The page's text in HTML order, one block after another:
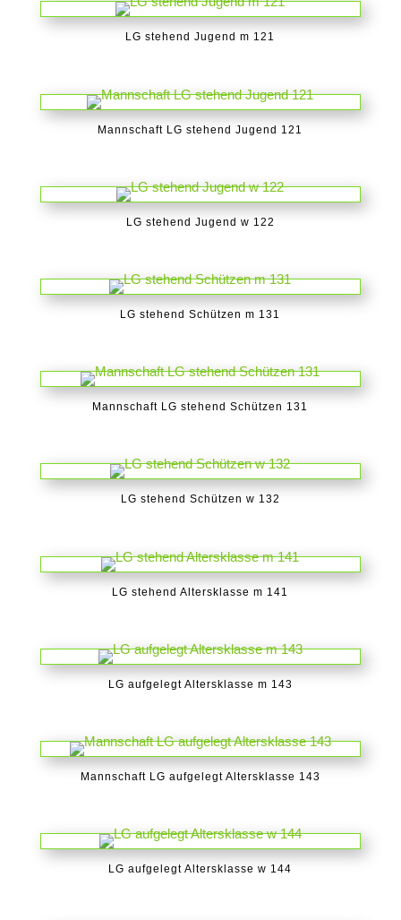
LG stehend Jugend m 121
Mannschaft LG stehend Jugend 121
LG stehend Jugend w 122
LG stehend Schützen m 131
Mannschaft LG stehend Schützen 131
LG stehend Schützen w 132
LG stehend Altersklasse m 141
LG aufgelegt Altersklasse m 143
Mannschaft LG aufgelegt Altersklasse 143
LG aufgelegt Altersklasse w 144